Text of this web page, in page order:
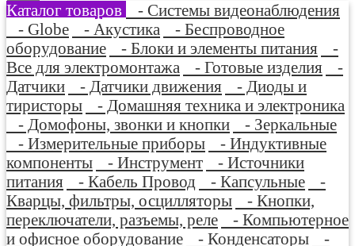
Каталог товаров
- Системы видеонаблюдения
- Globe
- Акустика
- Беспроводное
оборудование
- Блоки и элементы питания
-
Все для электромонтажа
- Готовые изделия
-
Датчики
- Датчики движения
- Диоды и
тиристоры
- Домашняя техника и электроника
- Домофоны, звонки и кнопки
- Зеркальные
- Измерительные приборы
- Индуктивные
компоненты
- Инструмент
- Источники
питания
- Кабель Провод - Капсульные
-
Кварцы, фильтры, осцилляторы
- Кнопки,
переключатели, разъемы, реле
- Компьютерное
и офисное оборудование
- Конденсаторы
-